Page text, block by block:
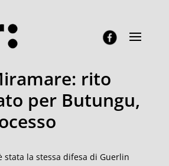
rito
per Butungu,
stata la stessa difesa di Guerlin